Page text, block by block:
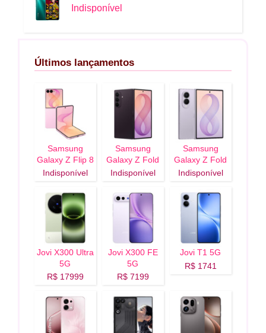
Indisponível
Últimos lançamentos
Samsung
Galaxy Z Flip 8
5G
Indisponível
Samsung
Galaxy Z Fold
8 Ultra 5G
Indisponível
Samsung
Galaxy Z Fold
8 5G
Indisponível
Jovi X300 Ultra
5G
R$ 17999
Jovi X300 FE
5G
R$ 7199
Jovi T1 5G
R$ 1741